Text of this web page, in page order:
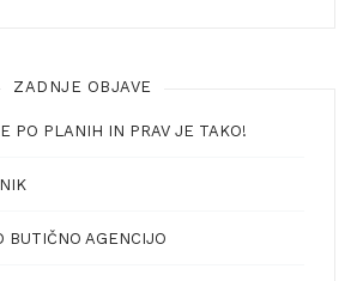
ZADNJE OBJAVE
PO PLANIH IN PRAV JE TAKO!
BUTIČNO AGENCIJO